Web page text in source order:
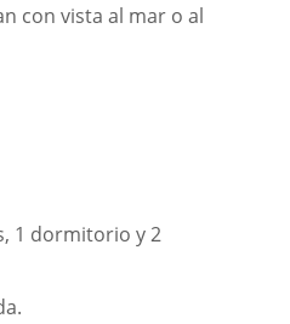
con vista al mar o al
1 dormitorio y 2